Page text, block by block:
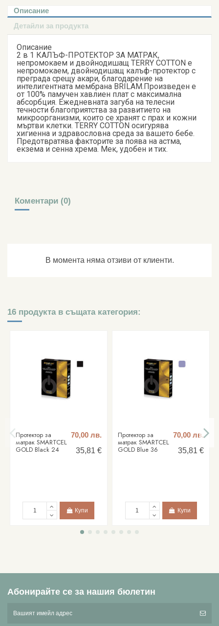
Описание
Детайли за продукта
Описание
2 в 1 КАЛЪФ-ПРОТЕКТОР ЗА МАТРАК,
непромокаем и двойнодишащ TERRY COTTON е
непромокаем, двойнодишащ калъф-протектор с
преграда срещу акари, благодарение на
интелигентната мембрана BRILAM.Произведен е
от 100% памучен хавлиен плат с максимална
абсорбция. Ежедневната загуба на телесни
течности благоприятства за развитието на
микроорганизми, които се хранят с прах и кожни
мъртви клетки. TERRY COTTON осигурява
хигиенна и здравословна среда за вашето бебе.
Предотвратява факторите за поява на астма,
екзема и сенна хрема. Мек, удобен и тих.
Коментари (0)
В момента няма отзиви от клиенти.
16 продукта в същата категория:
Протектор за
матрак SMARTCEL
GOLD Black 24
70,00 лв.
35,81 €
Купи
Протектор за
матрак SMARTCEL
GOLD Blue 36
70,00 лв.
35,81 €
Купи
Абонирайте се за нашия бюлетин